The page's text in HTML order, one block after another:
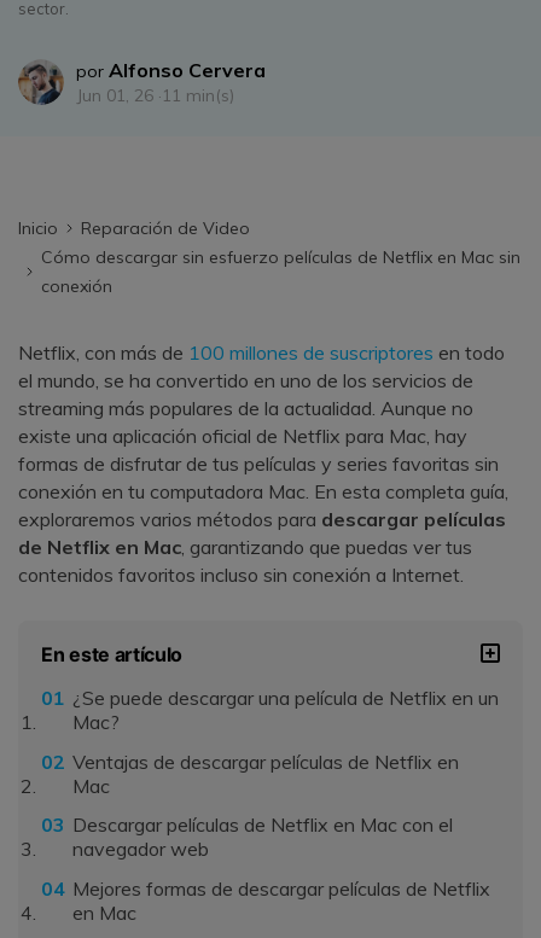
Repara y mejora archivos en línea
Repairit for Email
Pruébalo Gratis
Soluciones de Fotos
Soluciones de Audio
documentos y audios con inteligencia artificial.
PST/OST y correos electrónicos eliminados de
Outlook.
sector.
por Alfonso Cervera
Jun 01, 26 ·11 min(s)
Inicio
Reparación de Video
Cómo descargar sin esfuerzo películas de Netflix en Mac sin
conexión
Netflix, con más de 100 millones de suscriptores en todo
el mundo, se ha convertido en uno de los servicios de
streaming más populares de la actualidad. Aunque no
existe una aplicación oficial de Netflix para Mac, hay
formas de disfrutar de tus películas y series favoritas sin
conexión en tu computadora Mac. En esta completa guía,
exploraremos varios métodos para descargar películas
de Netflix en Mac , garantizando que puedas ver tus
contenidos favoritos incluso sin conexión a Internet.
En este artículo
¿Se puede descargar una película de Netflix en un
Mac?
Ventajas de descargar películas de Netflix en
Mac
Descargar películas de Netflix en Mac con el
navegador web
Mejores formas de descargar películas de Netflix
en Mac